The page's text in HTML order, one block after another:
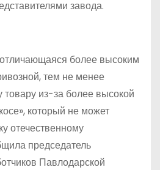
завода.
отличающаяся более высоким
тем не менее
товару из-за более высокой
который не может
отечественному
председатель
Павлодарской